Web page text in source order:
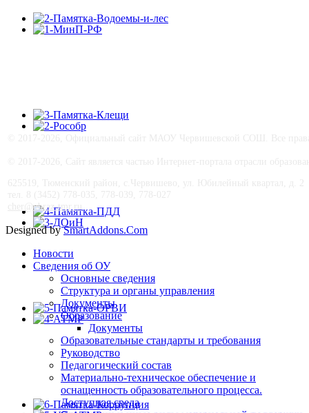
cher@obraz-tmr.ru
Designed bySmartAddons.Com
Новости
Сведения об ОУ
Основные сведения
Структура и органы управления
Документы
Образование
Документы
Образовательные стандарты и требования
Руководство
Педагогический состав
Материально-техническое обеспечение и
оснащенность образовательного процесса.
Доступная среда